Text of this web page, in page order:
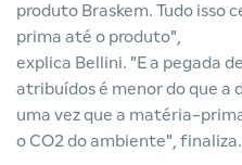
produto Braskem. Tudo isso
prima até o produto",
explica Bellini. "E a pegada
atribuídos é menor do que a
uma vez que a matéria-
o CO2 do ambiente", finaliza.